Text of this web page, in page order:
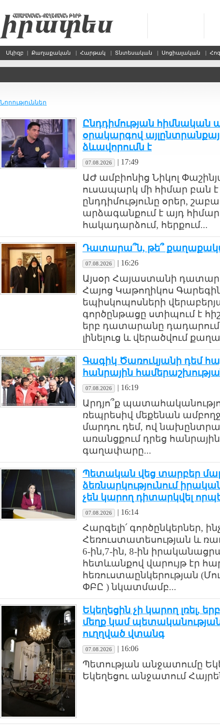
Սկիզբ | Քաղաքական | Հարթակ | Տնտեսական | Սոցիալական |
Նորություններ
Ընդդիմության հիմնական
օրակարգով
ձևավորումն է
07.08.2026 | 17:49
ԱԺ ամբիոնից Նիկոլ
ուսապարկ մի հիմար բան
ընդդիմությունը օրեր,
արձագանքում է այդ
հակադարձում, հերքում...
Դատարա՞ն, թե՞
07.08.2026 | 16:26
Այսօր Հայաստանի
Հայոց Կաթողիկոս
եպիսկոպոսների
գործընթացը ստիպում է
երբ դատարանը
լինելուց և վերածվում
Գագիկ Ծառուկյանի դեմ
հանրային
07.08.2026 | 16:19
Արդյո՞ք
ռեպրեսիվ մեքենան
մարդու դեմ, ով
առանցքում դրեց
գաղափարը...
Պետական վեց տարբեր
ձեռնարկությունում
չեն կարող դիտարկվել
07.08.2026 | 16:14
Հարգելի՛ գործընկերներ,
Հեռուստատեսության և
6-ին,7-ին, 8-ին
հետևանքով վարույթ էր
հեռուստաընկերության
ՓԲԸ ) նկատմամբ...
Եկեղեցին չի կարող լռել,
մեղք կամ պետականության
ուղղված վտանգ
07.08.2026 | 16:06
Պետության անջատումը
Եկեղեցու անջատում